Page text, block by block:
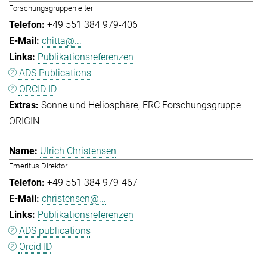
Forschungsgruppenleiter
+49 551 384 979-406
chitta@...
Publikationsreferenzen
ADS Publications
ORCID ID
Sonne und Heliosphäre ERC Forschungsgruppe
ORIGIN
Ulrich Christensen
Emeritus Direktor
+49 551 384 979-467
christensen@...
Publikationsreferenzen
ADS publications
Orcid ID